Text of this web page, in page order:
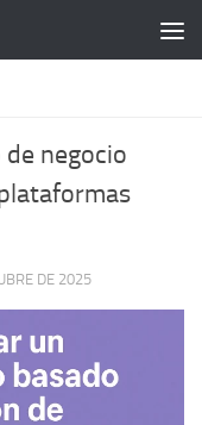
negocio
DE 2025